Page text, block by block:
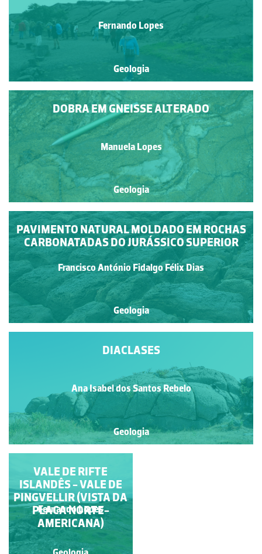
Fernando Lopes
Geologia
DOBRA EM GNEISSE ALTERADO
Manuela Lopes
Geologia
PAVIMENTO NATURAL MOLDADO EM ROCHAS
CARBONATADAS DO JURÁSSICO SUPERIOR
Francisco António Fidalgo Félix Dias
Geologia
DIACLASES
Ana Isabel dos Santos Rebelo
Geologia
NO FARILHÃO DE
NORDESTE
Francisco António Fidalgo
Félix Dias
VALE DE RIFTE
ISLANDÊS - VALE DE
PINGVELLIR (VISTA DA
PLACA NORTE-
AMERICANA)
Fernando Lopes